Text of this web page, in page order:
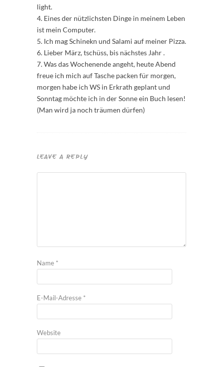
light.
4. Eines der nützlichsten Dinge in meinem Leben
ist mein Computer.
5. Ich mag Schinekn und Salami auf meiner Pizza.
6. Lieber März, tschüss, bis nächstes Jahr .
7. Was das Wochenende angeht, heute Abend
freue ich mich auf Tasche packen für morgen,
morgen habe ich WS in Erkrath geplant und
Sonntag möchte ich in der Sonne ein Buch lesen!
(Man wird ja noch träumen dürfen)
LEAVE A REPLY
Name *
E-Mail-Adresse *
Website